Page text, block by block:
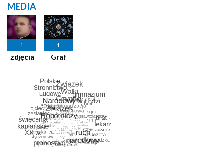
MEDIA
1
zdjęcia
1
Graf